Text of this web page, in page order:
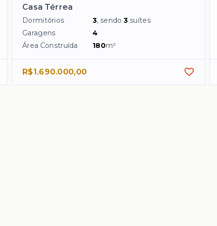
Casa Térrea
Dormitórios 3, sendo3 suítes
Garagens
4
Área Construída
180m²
R$1.690.000,00